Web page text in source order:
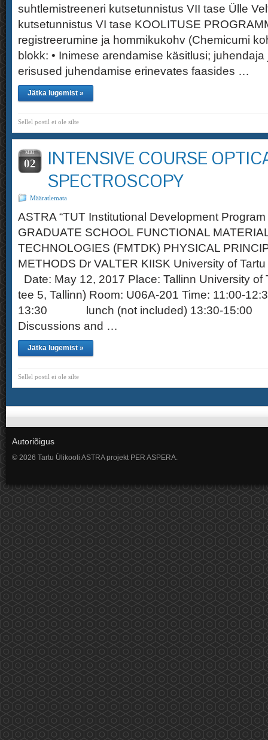
suhtlemistreeneri kutsetunnistus VII tase Ülle
kutsetunnistus VI tase KOOLITUSE
registreerumine ja hommikukohv (Chemicumi
blokk: • Inimese arendamise käsitlusi;
erisused juhendamise erinevates faasides …
Jätka lugemist »
Sellel postil ei ole silte
MAI
02
INTENSIVE COURSE
SPECTROSCOPY
Määratlemata
ASTRA “TUT Institutional Development
GRADUATE SCHOOL FUNCTIONAL
TECHNOLOGIES (FMTDK) PHYSICAL
METHODS Dr VALTER KIISK University of
Date: May 12, 2017 Place: Tallinn University of
tee 5, Tallinn) Room: U06A-201 Time:
13:30 lunch (not included) 13:30-
Discussions and …
Jätka lugemist »
Sellel postil ei ole silte
Autoriõigus
© 2026 Tartu Ülikooli ASTRA projekt PER ASPERA.